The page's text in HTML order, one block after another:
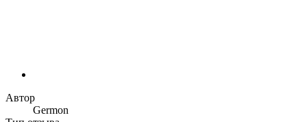
Автор
Germon